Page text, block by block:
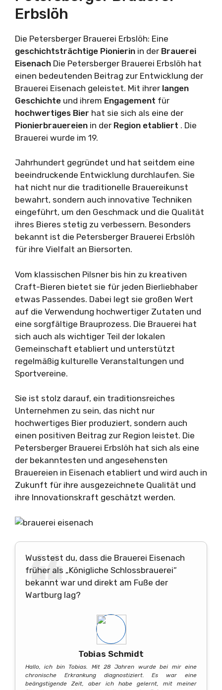
Erbslöh
Die Petersberger Brauerei Erbslöh: Eine
geschichtsträchtige Pionierin in der Brauerei
Eisenach Die Petersberger Brauerei Erbslöh hat
einen bedeutenden Beitrag zur Entwicklung der
Brauerei Eisenach geleistet. Mit ihrer langen
Geschichte und ihrem Engagement für
hochwertiges Bier hat sie sich als eine der
Pionierbrauereien in der Region etabliert . Die
Brauerei wurde im 19.
Jahrhundert gegründet und hat seitdem eine
beeindruckende Entwicklung durchlaufen. Sie
hat nicht nur die traditionelle Brauereikunst
bewahrt, sondern auch innovative Techniken
eingeführt, um den Geschmack und die Qualität
ihres Bieres stetig zu verbessern. Besonders
bekannt ist die Petersberger Brauerei Erbslöh
für ihre Vielfalt an Biersorten.
Vom klassischen Pilsner bis hin zu kreativen
Craft-Bieren bietet sie für jeden Bierliebhaber
etwas Passendes. Dabei legt sie großen Wert
auf die Verwendung hochwertiger Zutaten und
eine sorgfältige Brauprozess. Die Brauerei hat
sich auch als wichtiger Teil der lokalen
Gemeinschaft etabliert und unterstützt
regelmäßig kulturelle Veranstaltungen und
Sportvereine.
Sie ist stolz darauf, ein traditionsreiches
Unternehmen zu sein, das nicht nur
hochwertiges Bier produziert, sondern auch
einen positiven Beitrag zur Region leistet. Die
Petersberger Brauerei Erbslöh hat sich als eine
der bekanntesten und angesehensten
Brauereien in Eisenach etabliert und wird auch in
Zukunft für ihre ausgezeichnete Qualität und
ihre Innovationskraft geschätzt werden.
Wusstest du, dass die Brauerei Eisenach
früher als „Königliche Schlossbrauerei“
bekannt war und direkt am Fuße der
Wartburg lag?
Tobias Schmidt
Hallo, ich bin Tobias. Mit 28 Jahren wurde bei mir eine
chronische Erkrankung diagnostiziert. Es war eine
beängstigende Zeit, aber ich habe gelernt, mit meiner